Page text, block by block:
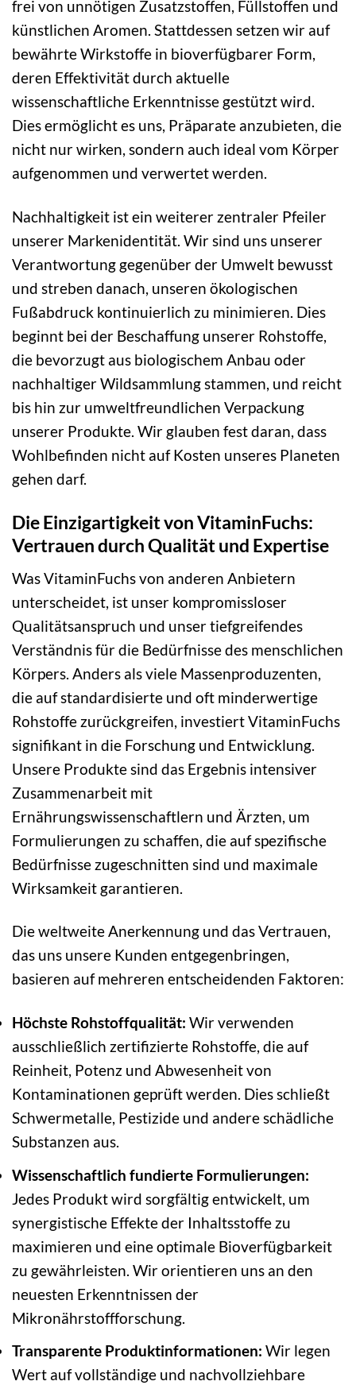
frei von unnötigen Zusatzstoffen, Füllstoffen und
künstlichen Aromen. Stattdessen setzen wir auf
bewährte Wirkstoffe in bioverfügbarer Form,
deren Effektivität durch aktuelle
wissenschaftliche Erkenntnisse gestützt wird.
Dies ermöglicht es uns, Präparate anzubieten, die
nicht nur wirken, sondern auch ideal vom Körper
aufgenommen und verwertet werden.
Nachhaltigkeit ist ein weiterer zentraler Pfeiler
unserer Markenidentität. Wir sind uns unserer
Verantwortung gegenüber der Umwelt bewusst
und streben danach, unseren ökologischen
Fußabdruck kontinuierlich zu minimieren. Dies
beginnt bei der Beschaffung unserer Rohstoffe,
die bevorzugt aus biologischem Anbau oder
nachhaltiger Wildsammlung stammen, und reicht
bis hin zur umweltfreundlichen Verpackung
unserer Produkte. Wir glauben fest daran, dass
Wohlbefinden nicht auf Kosten unseres Planeten
gehen darf.
Die Einzigartigkeit von VitaminFuchs:
Vertrauen durch Qualität und Expertise
Was VitaminFuchs von anderen Anbietern
unterscheidet, ist unser kompromissloser
Qualitätsanspruch und unser tiefgreifendes
Verständnis für die Bedürfnisse des menschlichen
Körpers. Anders als viele Massenproduzenten,
die auf standardisierte und oft minderwertige
Rohstoffe zurückgreifen, investiert VitaminFuchs
signifikant in die Forschung und Entwicklung.
Unsere Produkte sind das Ergebnis intensiver
Zusammenarbeit mit
Ernährungswissenschaftlern und Ärzten, um
Formulierungen zu schaffen, die auf spezifische
Bedürfnisse zugeschnitten sind und maximale
Wirksamkeit garantieren.
Die weltweite Anerkennung und das Vertrauen,
das uns unsere Kunden entgegenbringen,
basieren auf mehreren entscheidenden Faktoren:
Höchste Rohstoffqualität: Wir verwenden
ausschließlich zertifizierte Rohstoffe, die auf
Reinheit, Potenz und Abwesenheit von
Kontaminationen geprüft werden. Dies schließt
Schwermetalle, Pestizide und andere schädliche
Substanzen aus.
Wissenschaftlich fundierte Formulierungen:
Jedes Produkt wird sorgfältig entwickelt, um
synergistische Effekte der Inhaltsstoffe zu
maximieren und eine optimale Bioverfügbarkeit
zu gewährleisten. Wir orientieren uns an den
neuesten Erkenntnissen der
Mikronährstoffforschung.
Transparente Produktinformationen: Wir legen
Wert auf vollständige und nachvollziehbare